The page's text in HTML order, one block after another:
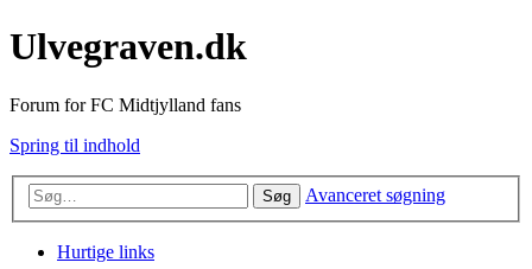
Ulvegraven.dk
Forum for FC Midtjylland fans
Spring til indhold
Søg Avanceret søgning
Hurtige links